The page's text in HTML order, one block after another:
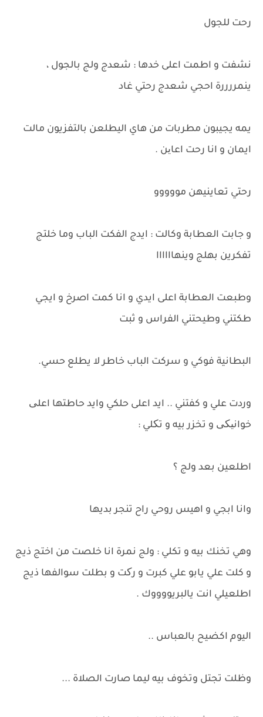
رحت للجول
نشفت و اطمت اعلى خدها : شعدج ولج بالجول ،
ينمررررة احجي شعدج رحتي غاد
يمه يجيبون مطربات من هاي اليطلعن بالتفزيون مالت
ايمان و انا رحت اعاین .
رحتي تعاينيهن مووووو
و جابت العطابة وكالت : ايدج الفكت الباب وما خلتج
تفكرين بهلج وينهاااااا
وطبعت العطابة اعلى ايدي و انا كمت اصرخ و ايجي
طكتني وطيحتني الفراس و ثبت
البطانية فوكي و سركت الباب خاطر لا يطلع حسي.
وردت علي و كفتني .. ايد اعلى حلكي وايد حاطتها اعلی
خوانیکی و تخزر بيه و تکلي :
اطلعين بعد ولج ؟
وانا ابجي و اهيس روحي راح تنجر بديها
وهي تخنك بيه و تكلي : ولج نمرة انا خلصت من اختج ذيج
و كلت علي يابو علي كبرت و رکت و بطلت سوالفها ذيج
اطلعيلي انت يالبريووووك .
اليوم اكضيح بالعباس ..
وظلت تجتل وتخوف بيه ليما صارت الصلاة ...